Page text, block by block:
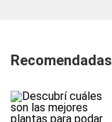
Recomendadas